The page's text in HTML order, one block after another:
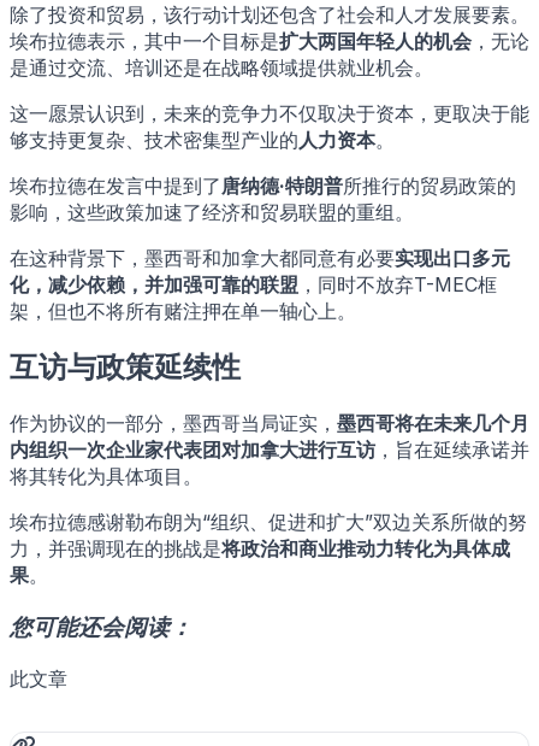
除了投资和贸易，该行动计划还包含了社会和人才发展要素。
埃布拉德表示，其中一个目标是扩大两国年轻人的机会 ，无论
是通过交流、培训还是在战略领域提供就业机会。
这一愿景认识到，未来的竞争力不仅取决于资本，更取决于能
够支持更复杂、技术密集型产业的 人力资本。
埃布拉德在发言中提到了 唐纳德·特朗普所推行的贸易政策的
影响，这些政策加速了经济和贸易联盟的重组。
在这种背景下，墨西哥和加拿大都同意有必要实现出口多元
化，减少依赖，并加强可靠的联盟 ，同时不放弃T-MEC框
架，但也不将所有赌注押在单一轴心上。
互访与政策延续性
作为协议的一部分，墨西哥当局证实， 墨西哥将在未来几个月
内组织一次企业家代表团对加拿大进行互访 ，旨在延续承诺并
将其转化为具体项目。
埃布拉德感谢勒布朗为“组织、促进和扩大”双边关系所做的努
力，并强调现在的挑战是将政治和商业推动力转化为具体成
果。
您可能还会阅读：
此文章